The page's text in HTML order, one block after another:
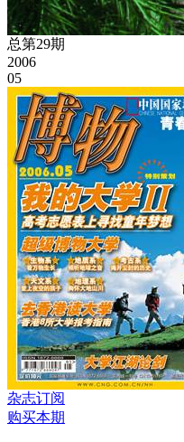
总第29期
2006
05
杂志订阅
购买本期